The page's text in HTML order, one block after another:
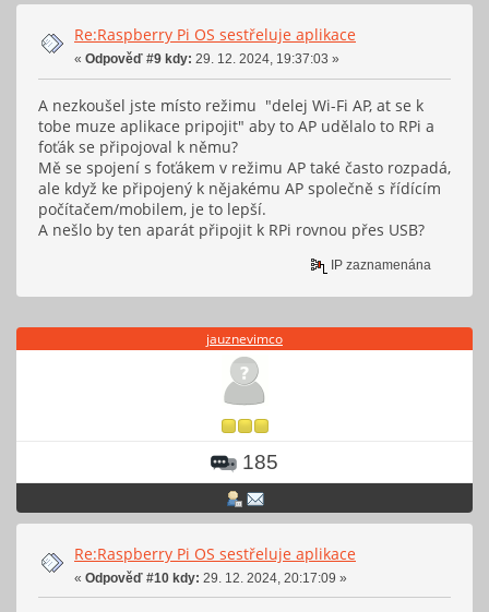
Re:Raspberry Pi OS sestřeluje aplikace
« Odpověď #9 kdy: 29. 12. 2024, 19:37:03 »
A nezkoušel jste místo režimu "delej Wi-Fi AP, at se k
tobe muze aplikace pripojit" aby to AP udělalo to RPi a
foťák se připojoval k němu?
Mě se spojení s foťákem v režimu AP také často rozpadá,
ale když ke připojený k nějakému AP společně s řídícím
počítačem/mobilem, je to lepší.
A nešlo by ten aparát připojit k RPi rovnou přes USB?
IP zaznamenána
jauznevimco
185
Re:Raspberry Pi OS sestřeluje aplikace
« Odpověď #10 kdy: 29. 12. 2024, 20:17:09 »